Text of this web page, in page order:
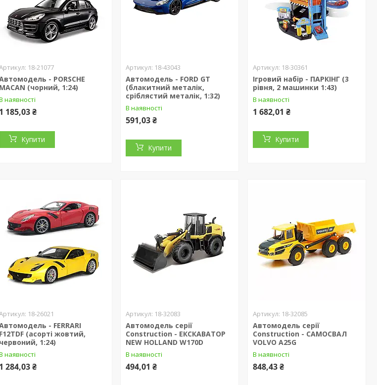
18-21077
- PORSCHE
MACAN (чорний, 1:24)
наявності
1 185,03 ₴
Купити
18-43043
Автомодель - FORD GT
(блакитний металік,
сріблястий металік, 1:32)
В наявності
591,03 ₴
Купити
18-30361
Ігровий набір - ПАРКІНГ (3
рівня, 2 машинки 1:43)
В наявності
1 682,01 ₴
Купити
18-26021
- FERRARI
F12TDF (асорті жовтий,
червоний, 1:24)
наявності
1 284,03 ₴
18-32083
Автомодель серії
Construction - ЕКСКАВАТОР
NEW HOLLAND W170D
В наявності
494,01 ₴
18-32085
Автомодель серії
Construction - САМОСВАЛ
VOLVO A25G
В наявності
848,43 ₴